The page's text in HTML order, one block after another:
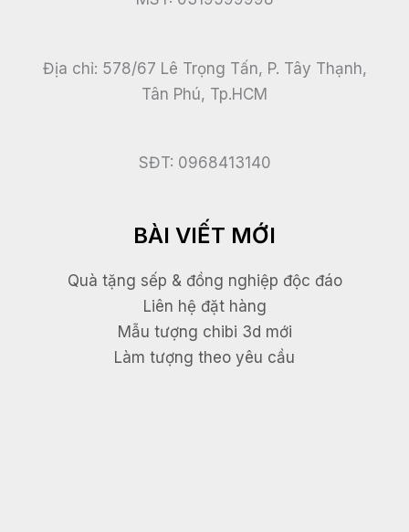
Địa chỉ: 578/67 Lê Trọng Tấn, P. Tây Thạnh,
Tân Phú, Tp.HCM
SĐT: 0968413140
BÀI VIẾT MỚI
Quà tặng sếp & đồng nghiệp độc đáo
Liên hệ đặt hàng
Mẫu tượng chibi 3d mới
Làm tượng theo yêu cầu